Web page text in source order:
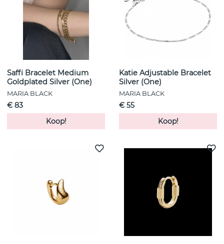
Saffi Bracelet Medium
Goldplated Silver (One)
MARIA BLACK
€ 83
Koop!
Katie Adjustable Bracelet
Silver (One)
MARIA BLACK
€ 55
Koop!